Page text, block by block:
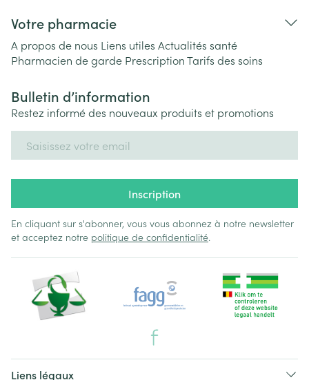
Votre pharmacie
A propos de nous Liens utiles Actualités santé
Pharmacien de garde PrescriptionTarifs des soins
Bulletin d’information
Restez informé des nouveaux produits et promotions
Inscription
En cliquant sur s'abonner, vous vous abonnez à notre newsletter
et acceptez notre politique de confidentialité.
Liens légaux